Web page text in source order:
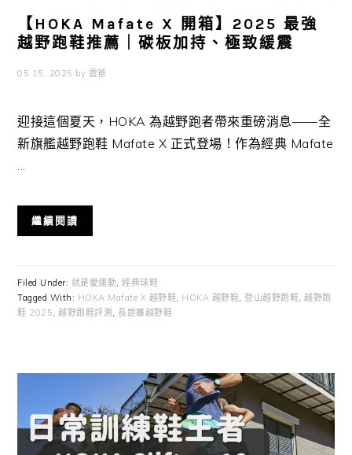
【HOKA Mafate X 開箱】2025 最強
越野跑鞋推薦｜碳板加持、極致緩震
05 15, 2025 by 雲爸
迎接這個夏天，HOKA 為越野跑者帶來重磅消息——全
新旗艦越野跑鞋 Mafate X 正式登場！作為經典 Mafate
繼續閱讀
Filed Under: 就是愛運動 ,經典球鞋
Tagged With: HOKA Mafate X 越野鞋 HOKA 越野鞋 登山越野跑鞋 ,越野跑
鞋 2025 ,越野跑鞋評測 ,長距離越野鞋